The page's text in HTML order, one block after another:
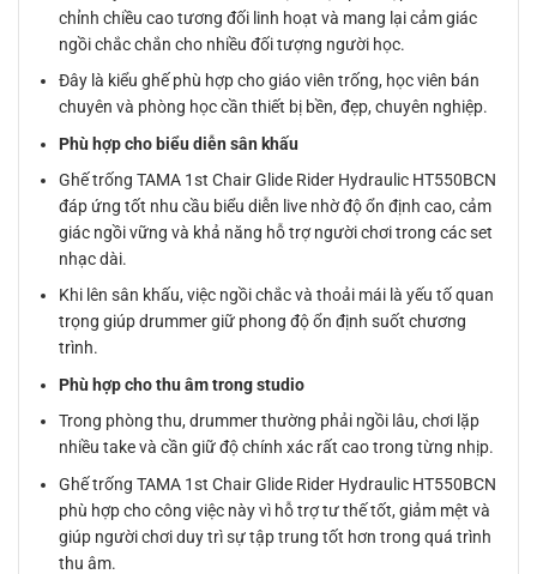
chỉnh chiều cao tương đối linh hoạt và mang lại cảm giác
ngồi chắc chắn cho nhiều đối tượng người học.
Đây là kiểu ghế phù hợp cho giáo viên trống, học viên bán
chuyên và phòng học cần thiết bị bền, đẹp, chuyên nghiệp.
Phù hợp cho biểu diễn sân khấu
Ghế trống TAMA 1st Chair Glide Rider Hydraulic HT550BCN
đáp ứng tốt nhu cầu biểu diễn live nhờ độ ổn định cao, cảm
giác ngồi vững và khả năng hỗ trợ người chơi trong các set
nhạc dài.
Khi lên sân khấu, việc ngồi chắc và thoải mái là yếu tố quan
trọng giúp drummer giữ phong độ ổn định suốt chương
trình.
Phù hợp cho thu âm trong studio
Trong phòng thu, drummer thường phải ngồi lâu, chơi lặp
nhiều take và cần giữ độ chính xác rất cao trong từng nhịp.
Ghế trống TAMA 1st Chair Glide Rider Hydraulic HT550BCN
phù hợp cho công việc này vì hỗ trợ tư thế tốt, giảm mệt và
giúp người chơi duy trì sự tập trung tốt hơn trong quá trình
thu âm.